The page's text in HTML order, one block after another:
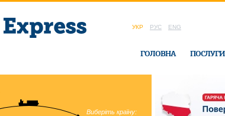
УКР РУС ENG
ГОЛОВНА ПОСЛУГИ
Виберіть країну: область: